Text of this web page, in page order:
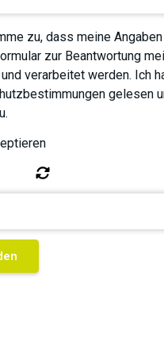
zu, dass meine
zur Beantwortung
verarbeitet werden. Ich
gelesen